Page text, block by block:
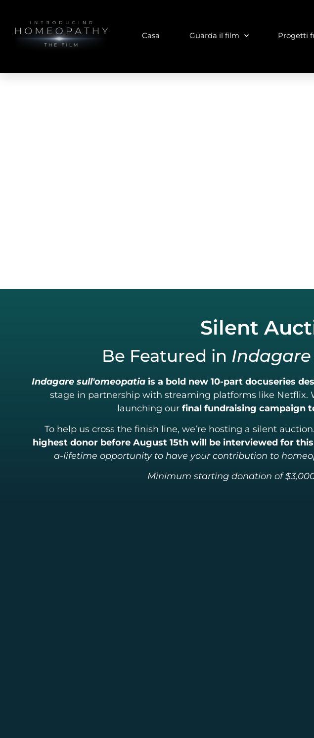
Casa Guarda il film Progetti
Silent
Be Featured in
Indagare sull'omeopatia is a bold new 10-part docuseries
stage in partnership with streaming platforms like Netflix.
launching our final fundraising campaign
To help us cross the finish line, we’re hosting a silent auction.
highest donor before August 15th will be interviewed for
a-lifetime opportunity to have your contribution to
Minimum starting donation of